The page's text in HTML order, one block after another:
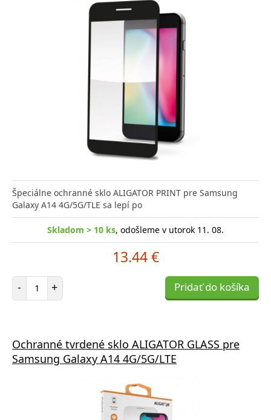
Špeciálne ochranné sklo ALIGATOR PRINT pre Samsung
Galaxy A14 4G/5G/TLE sa lepí po
Skladom > 10 ks, odošleme v utorok 11. 08.
13.44 €
- Počet položiek
+ Pridať do košíka
Ochranné tvrdené sklo ALIGATOR GLASS pre
Samsung Galaxy A14 4G/5G/LTE